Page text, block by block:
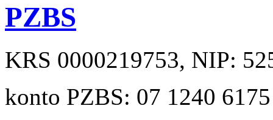
PZBS
KRS 0000219753, NIP:
konto PZBS: 07 1240